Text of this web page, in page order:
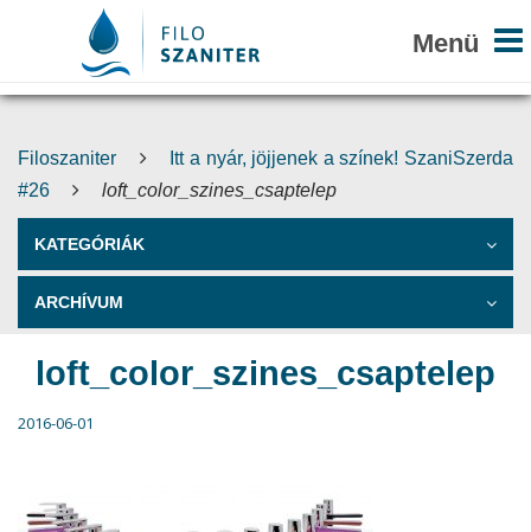
Filoszaniter
Itt a nyár, jöjjenek a színek! SzaniSzerda
#26
loft_color_szines_csaptelep
KATEGÓRIÁK
ARCHÍVUM
loft_color_szines_csaptelep
2016-06-01